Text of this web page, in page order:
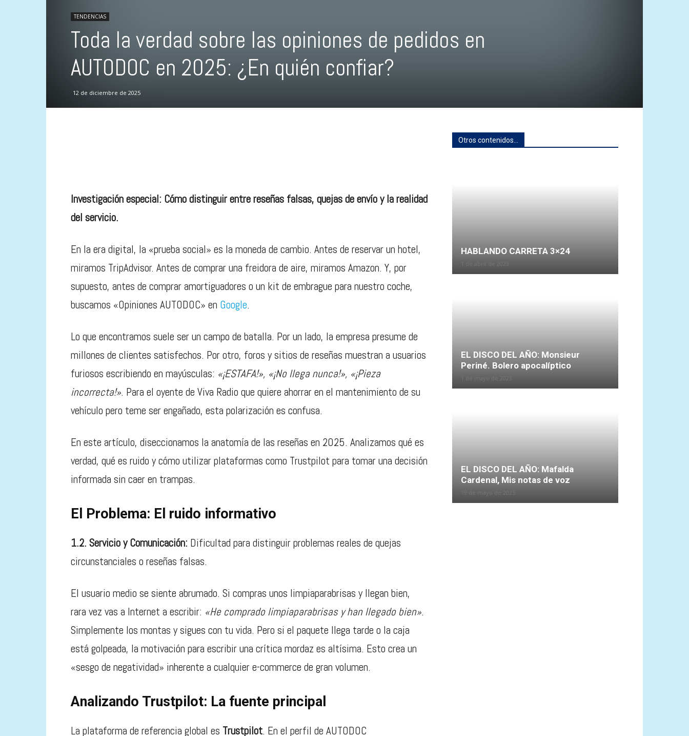
TENDENCIAS
Toda la verdad sobre las opiniones de pedidos en
AUTODOC en 2025: ¿En quién confiar?
12 de diciembre de 2025
Investigación especial: Cómo distinguir entre reseñas falsas, quejas de envío y la realidad
del servicio.
En la era digital, la «prueba social» es la moneda de cambio. Antes de reservar un hotel,
miramos TripAdvisor. Antes de comprar una freidora de aire, miramos Amazon. Y, por
supuesto, antes de comprar amortiguadores o un kit de embrague para nuestro coche,
buscamos «Opiniones AUTODOC» en Google.
Lo que encontramos suele ser un campo de batalla. Por un lado, la empresa presume de
millones de clientes satisfechos. Por otro, foros y sitios de reseñas muestran a usuarios
furiosos escribiendo en mayúsculas: «¡ESTAFA!», «¡No llega nunca!», «¡Pieza
incorrecta!». Para el oyente de Viva Radio que quiere ahorrar en el mantenimiento de su
vehículo pero teme ser engañado, esta polarización es confusa.
En este artículo, diseccionamos la anatomía de las reseñas en 2025. Analizamos qué es
verdad, qué es ruido y cómo utilizar plataformas como Trustpilot para tomar una decisión
informada sin caer en trampas.
El Problema: El ruido informativo
1.2. Servicio y Comunicación: Dificultad para distinguir problemas reales de quejas
circunstanciales o reseñas falsas.
El usuario medio se siente abrumado. Si compras unos limpiaparabrisas y llegan bien,
rara vez vas a Internet a escribir: «He comprado limpiaparabrisas y han llegado bien».
Simplemente los montas y sigues con tu vida. Pero si el paquete llega tarde o la caja
está golpeada, la motivación para escribir una crítica mordaz es altísima. Esto crea un
«sesgo de negatividad» inherente a cualquier e-commerce de gran volumen.
Analizando Trustpilot: La fuente principal
La plataforma de referencia global es Trustpilot. En el perfil de AUTODOC
Otros contenidos...
HABLANDO CARRETA 3×24
EL DISCO DEL AÑO: Monsieur
Periné. Bolero apocalíptico
EL DISCO DEL AÑO: Mafalda
Cardenal, Mis notas de voz